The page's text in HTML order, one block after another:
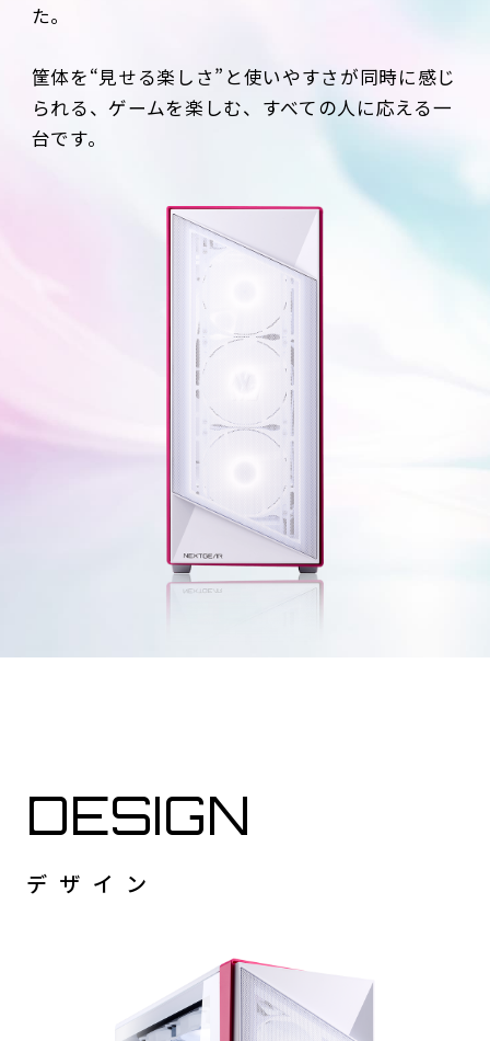
た。
筐体を“見せる楽しさ”と使いやすさが同時に感じ
られる、ゲームを楽しむ、すべての人に応える一
台です。
DESIGN
デザイン